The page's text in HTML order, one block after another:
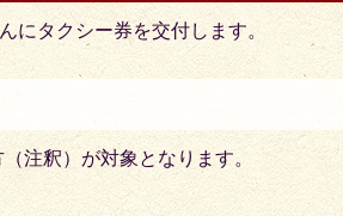
にタクシー券を交付します。
注釈）が対象となります。